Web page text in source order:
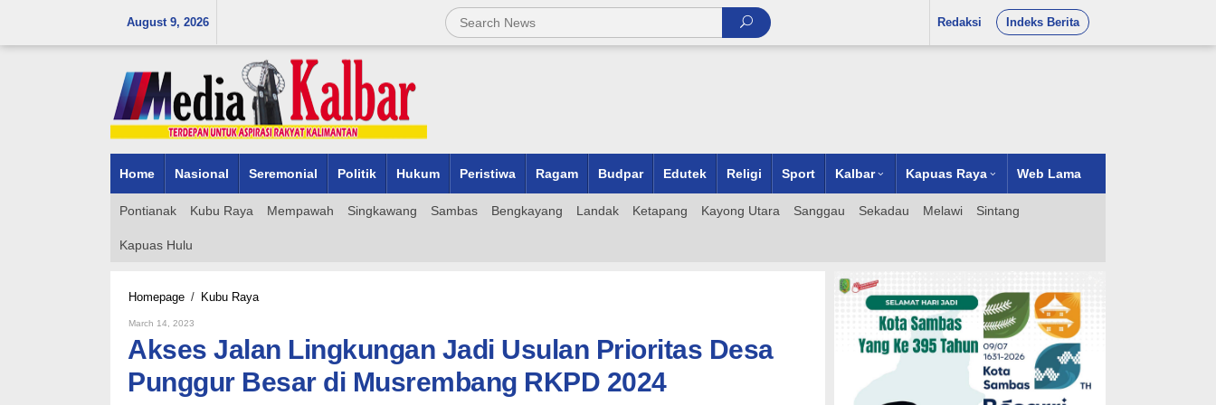
August 9, 2026 Redaksi Indeks Berita
Home Nasional Seremonial Politik Hukum Peristiwa Ragam Budpar Edutek Religi Sport Kalbar Kapuas Raya Web Lama
Pontianak Kubu Raya Mempawah Singkawang Sambas Bengkayang Landak Ketapang Kayong Utara Sanggau Sekadau Melawi Sintang
Kapuas Hulu
Homepage / Kubu RayaAkses
Jadi
Usulan
Prioritas
Desa
March 14, 2023
Akses Jalan Lingkungan Jadi Usulan Prioritas Desa
Punggur Besar di Musrembang RKPD 2024